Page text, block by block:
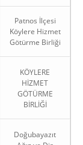
Patnos İlçesi
Köylere Hizmet
Götürme Birliği
KÖYLERE
HİZMET
GÖTÜRME
BİRLİĞİ
Doğubayazıt